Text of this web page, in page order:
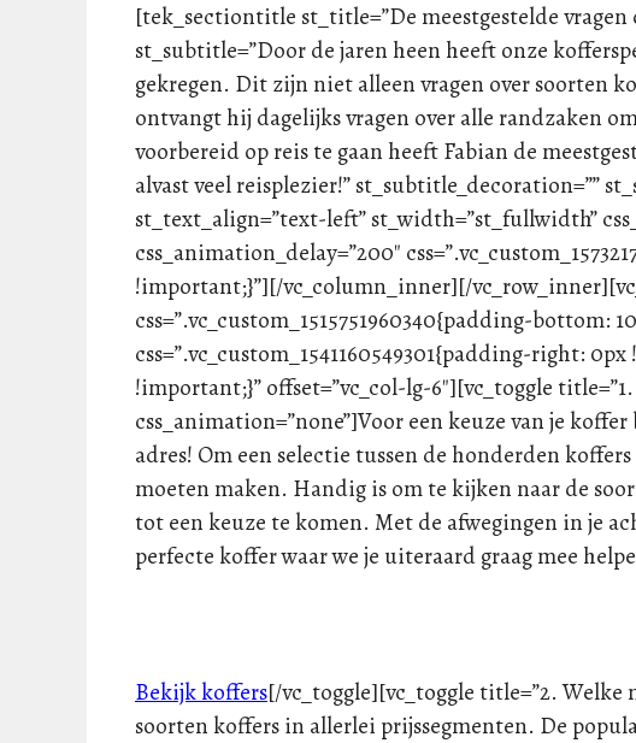
[tek_sectiontitle st_title=”De meestgestelde vragen
st_subtitle=”Door de jaren heen heeft onze
gekregen. Dit zijn niet alleen vragen over soorten
ontvangt hij dagelijks vragen over alle randzaken
voorbereid op reis te gaan heeft Fabian de
alvast veel reisplezier!” st_subtitle_decoration=””
st_text_align=”text-left” st_width=”st_fullwidth”
css_animation_delay=”200″
!important;}”][/vc_column_inner][/
css=”.vc_custom_1515751960340{padding-
css=”.vc_custom_1541160549301{padding-right:
!important;}” offset=”vc_col-lg-6″][vc_toggle
css_animation=”none”]Voor een keuze van je
adres! Om een selectie tussen de honderden
moeten maken. Handig is om te kijken naar de
tot een keuze te komen. Met de afwegingen in je
perfecte koffer waar we je uiteraard graag mee
Bekijk koffers[/vc_toggle][vc_toggle title=”2. Welke
soorten koffers in allerlei prijssegmenten. De